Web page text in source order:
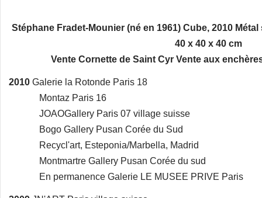
Stéphane Fradet-Mounier (né en 1961) Cube, 2010
40 x 40 x 40 cm
Vente Cornette de Saint Cyr Vente aux
2010 Galerie la Rotonde Paris 18
Montaz Paris 16
JOAOGallery Paris 07 village suisse
Bogo Gallery Pusan Corée du Sud
Recycl'art, Esteponia/Marbella, Madrid
Montmartre Gallery Pusan Corée du sud
En permanence Galerie LE MUSEE PRIVE Paris